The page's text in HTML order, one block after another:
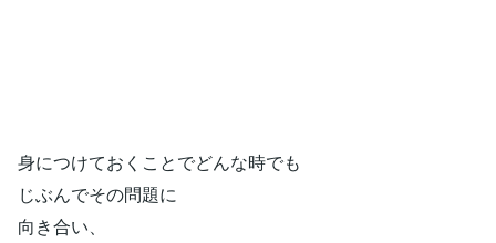
身につけておくことでどんな時でも
じぶんでその問題に
向き合い、